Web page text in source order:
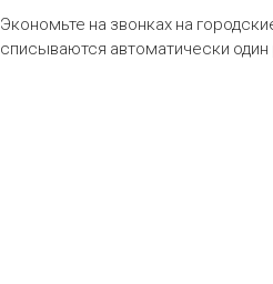
Экономьте на звонках на
списываются автоматически